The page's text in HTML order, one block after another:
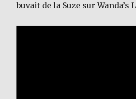
buvait de la Suze sur Wanda’s